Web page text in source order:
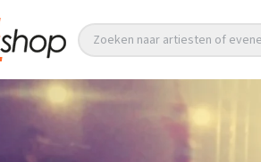
Zoeken naar artiesten of